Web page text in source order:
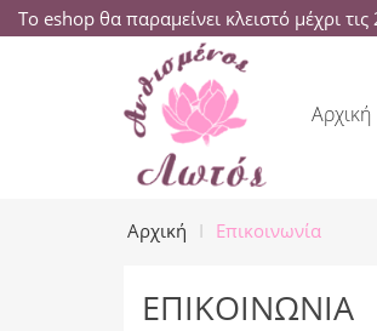
Το eshop θα παραμείνει κλειστό μέχρι
Αρχική
Αρχική Επικοινωνία
ΕΠΙΚΟΙΝΩΝΊΑ